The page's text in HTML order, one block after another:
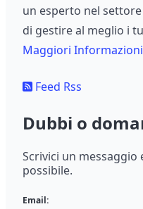
un esperto nel
di gestire al meglio i
Maggiori Informazioni
Feed Rss
Dubbi o
Scrivici un
possibile.
Email: